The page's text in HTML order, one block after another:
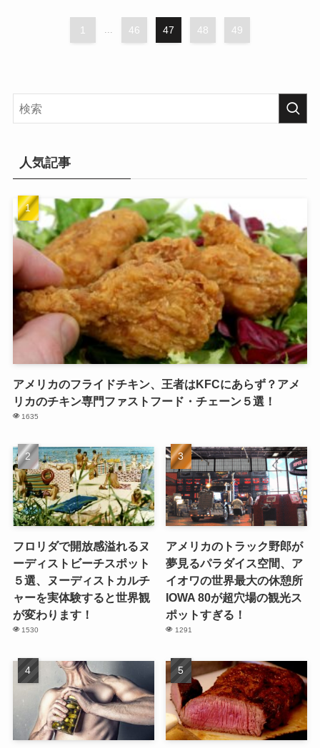
1 ... 46 47 48 49
人気記事
アメリカのフライドチキン、王者はKFCにあらず？アメ
リカのチキン専門ファストフード・チェーン５選！
1635
フロリダで開放感溢れるヌ
ーディストビーチスポット
５選、ヌーディストカルチ
ャーを実体験すると世界観
が変わります！
1530
アメリカのトラック野郎が
夢見るパラダイス空間、ア
イオワの世界最大の休憩所
IOWA 80が超穴場の観光ス
ポットすぎる！
1291